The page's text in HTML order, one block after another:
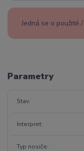
Jedná se o použité
Parametry
Stav
Interpret
Typ nosiče